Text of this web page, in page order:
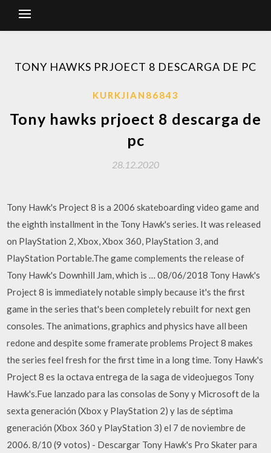
TONY HAWKS PRJOECT 8 DESCARGA DE PC
KURKJIAN86843
Tony hawks prjoect 8 descarga de
pc
28.12.2020
Tony Hawk's Project 8 is a 2006 skateboarding video game and
the eighth installment in the Tony Hawk's series. It was released
on PlayStation 2, Xbox, Xbox 360, PlayStation 3, and
PlayStation Portable.The game complements the release of
Tony Hawk's Downhill Jam, which is … 08/06/2018 Tony Hawk's
Project 8 is immediately notable simply because it's the first
game in the series that's been completely rebuilt for next gen
consoles. The animations, graphics and physics have all been
redone and despite some framerate problems Project 8 makes
the series feel fresh for the first time in a long time. Tony Hawk's
Project 8 es la octava entrega de la saga de videojuegos Tony
Hawk's.Fue lanzado para las consolas de Sony y Microsoft de la
sexta generación (Xbox y PlayStation 2) y las de séptima
generación (Xbox 360 y PlayStation 3) el 7 de noviembre de
2006. 8/10 (9 votos) - Descargar Tony Hawk's Pro Skater para